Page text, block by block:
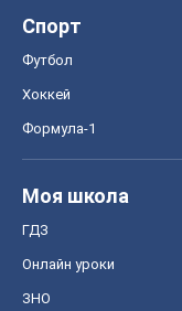
Спорт
Футбол
Хоккей
Формула-1
Моя школа
ГДЗ
Онлайн уроки
ЗНО